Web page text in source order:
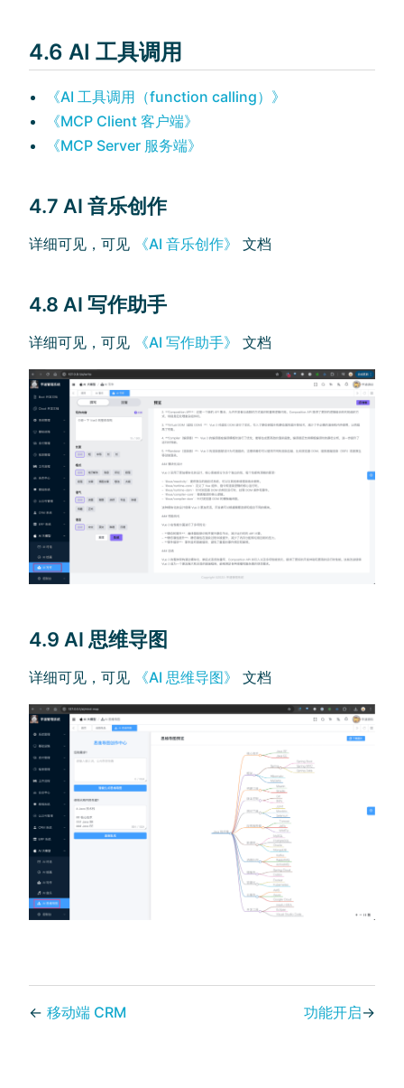
4.6 AI 工具调用
《AI 工具调用（function calling）》
《MCP Client 客户端》
《MCP Server 服务端》
4.7 AI 音乐创作
详细可见，可见 《AI 音乐创作》 文档
4.8 AI 写作助手
详细可见，可见 《AI 写作助手》 文档
4.9 AI 思维导图
详细可见，可见 《AI 思维导图》 文档
← 移动端 CRM 功能开启→